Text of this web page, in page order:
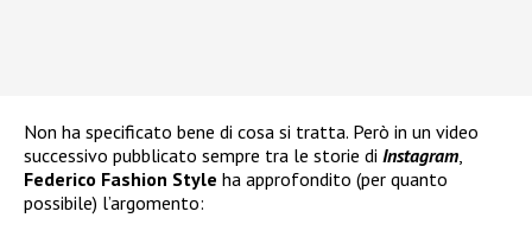
Non ha specificato bene di cosa si tratta. Però in un video
successivo pubblicato sempre tra le storie di Instagram,
Federico Fashion Style ha approfondito (per quanto
possibile) l’argomento: